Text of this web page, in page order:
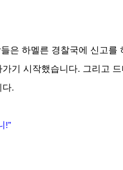
은 하멜른 경찰국에 신고를
기 시작했습니다. 그리고
다.
!”